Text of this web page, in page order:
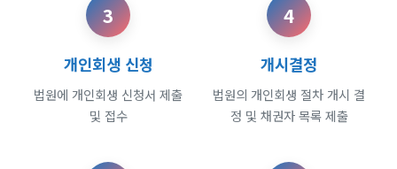
3
개인회생 신청
법원에 개인회생 신청서 제출
및 접수
4
개시결정
법원의 개인회생 절차 개시 결
정 및 채권자 목록 제출